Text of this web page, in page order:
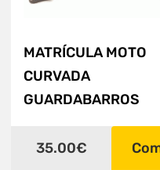
MATRÍCULA MOTO
CURVADA
GUARDABARROS
35.00€